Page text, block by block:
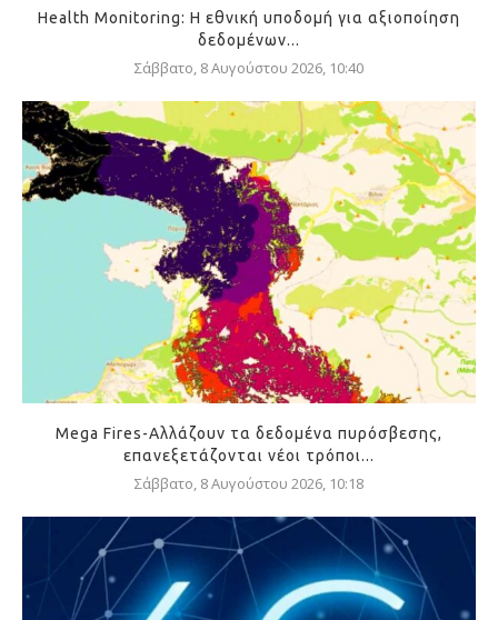
Health Monitoring: Η εθνική υποδομή για αξιοποίηση
δεδομένων...
Σάββατο, 8 Αυγούστου 2026, 10:40
Mega Fires-Αλλάζουν τα δεδομένα πυρόσβεσης,
επανεξετάζονται νέοι τρόποι...
Σάββατο, 8 Αυγούστου 2026, 10:18